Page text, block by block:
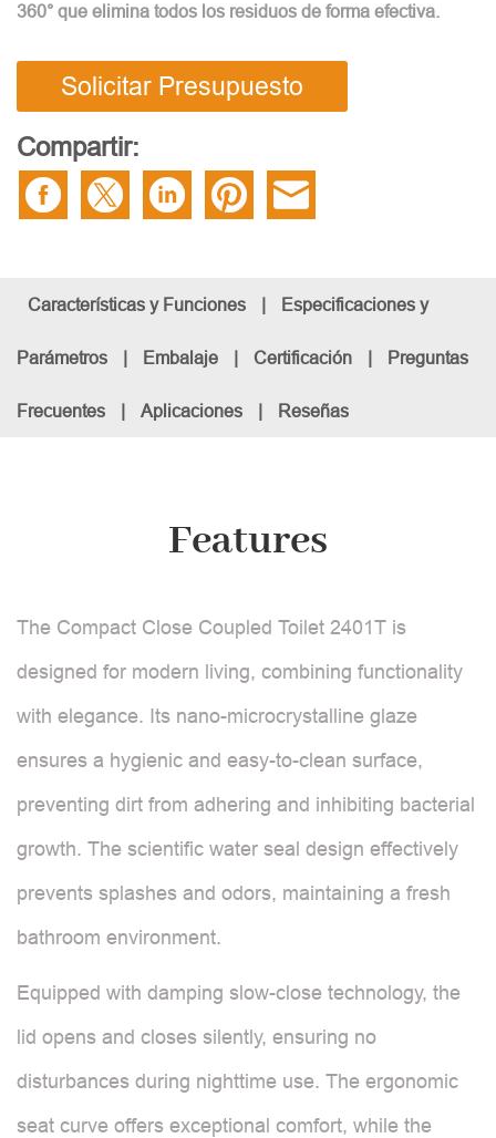
360° que elimina todos los residuos de forma efectiva.
Solicitar Presupuesto
Compartir:
Características y Funciones | Especificaciones y
Parámetros | Embalaje | Certificación | Preguntas
Frecuentes | Aplicaciones | Reseñas
Features
The Compact Close Coupled Toilet 2401T is
designed for modern living, combining functionality
with elegance. Its nano-microcrystalline glaze
ensures a hygienic and easy-to-clean surface,
preventing dirt from adhering and inhibiting bacterial
growth. The scientific water seal design effectively
prevents splashes and odors, maintaining a fresh
bathroom environment.
Equipped with damping slow-close technology, the
lid opens and closes silently, ensuring no
disturbances during nighttime use. The ergonomic
seat curve offers exceptional comfort, while the